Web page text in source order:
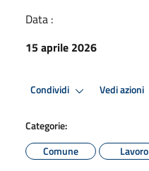
Data :
15 aprile 2026
Condividi Vedi azioni
Categorie:
Comune
Lavoro